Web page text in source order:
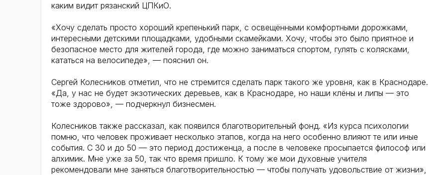
каким видит рязанский ЦПКиО.
«Хочу сделать просто хороший крепенький парк, с освещёнными комфортными дорожками,
интересными детскими площадками, удобными скамейками. Хочу, чтобы это было приятное и
безопасное место для жителей города, где можно заниматься спортом, гулять с колясками,
кататься на велосипеде», — пояснил он.
Сергей Колесников отметил, что не стремится сделать парк такого же уровня, как в Краснодаре.
«Да, у нас не будет экзотических деревьев, как в Краснодаре, но наши клёны и липы — это
тоже здорово», — подчеркнул бизнесмен.
Колесников также рассказал, как появился благотворительный фонд. «Из курса психологии
помню, что человек проживает несколько этапов, когда на него особенно влияют те или иные
события. С 30 и до 50 — это период достиженца, а после в человеке просыпается философ или
алхимик. Мне уже за 50, так что время пришло. К тому же мои духовные учителя
рекомендовали мне заняться благотворительностью — чтобы получать удовольствие от жизни»,